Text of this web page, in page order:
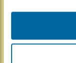
Door Roos Tol